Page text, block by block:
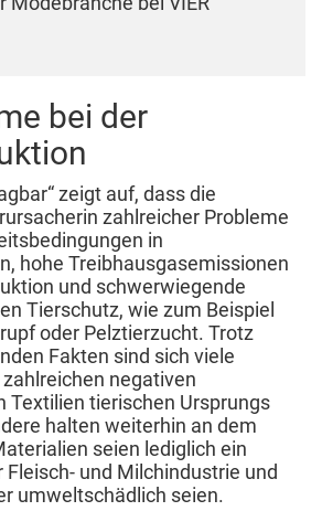
bei der
zeigt auf, dass die
zahlreicher Probleme
in
hohe Treibhausgasemissionen
und schwerwiegende
Tierschutz, wie zum Beispiel
oder Pelztierzucht. Trotz
Fakten sind sich viele
negativen
Textilien tierischen Ursprungs
halten weiterhin an dem
seien lediglich ein
und Milchindustrie und
umweltschädlich seien.